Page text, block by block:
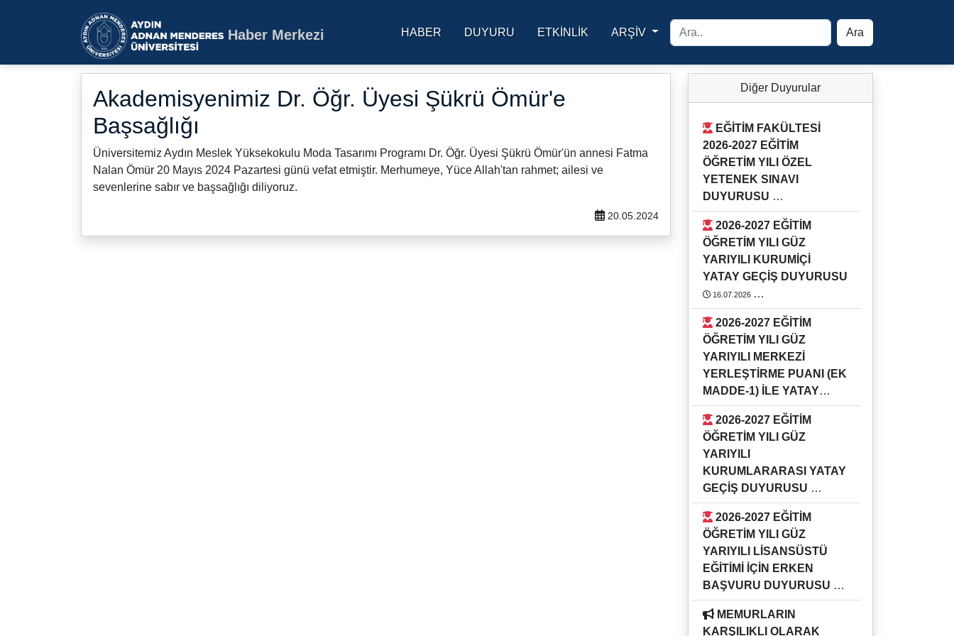
Aydın Adnan Menderes Üniversitesi Ana Sayfa
Haber Merkezi HABER DUYURU ETKINLIK ARŞİV Ara
Akademisyenimiz Dr. Öğr. Üyesi Şükrü Ömür'e
Başsağlığı
Üniversitemiz Aydın Meslek Yüksekokulu Moda Tasarımı Programı Dr. Öğr. Üyesi Şükrü Ömür'ün annesi Fatma
Nalan Ömür 20 Mayıs 2024 Pazartesi günü vefat etmiştir. Merhumeye, Yüce Allah'tan rahmet; ailesi ve
sevenlerine sabır ve başsağlığı diliyoruz.
20.05.2024
Diğer Duyurular
2026-2027 EĞİTİM
ÖĞRETİM YILI ÖZEL
YETENEK SINAVI
DUYURUSU
03.08.2026
Detaylı bilgi için Eğitim Fakültesi
Öğrenci İşlerini arayınız.
https://rehber.adu.edu.tr/#
ÖĞRETİM YILI GÜZ
YARIYILI KURUMİÇİ
YATAY GEÇİŞ DUYURUSU
16.07.2026
2026-2027 EĞİTİM ÖĞRETİM YILI
GÜZ YARIYILI KURUMİÇİ YATAY
GEÇİŞ DUYURUSU
ÖĞRETİM YILI GÜZ
YARIYILI MERKEZİ
YERLEŞTİRME PUANI (EK
MADDE-1) İLE YATAY
GEÇİŞ DUYURUSU
16.07.2026
2026-2027 EĞİTİM ÖĞRETİM YILI
GÜZ YARIYILI MERKEZİ
YERLEŞTİRME PUANI (EK
MADDE-1) İLE YATAY GEÇİŞ
DUYURUSU
ÖĞRETİM YILI GÜZ
YARIYILI
KURUMLARARASI YATAY
GEÇİŞ DUYURUSU
16.07.2026
2026-2027 EĞİTİM ÖĞRETİM YILI
GÜZ YARIYILI KURUMLARARASI
YATAY GEÇİŞ DUYURUSU
ÖĞRETİM YILI GÜZ
YARIYILI LİSANSÜSTÜ
EĞİTİMİ İÇİN ERKEN
BAŞVURU DUYURUSU
04.05.2026
Bilgi için ilgili enstitü müdürlükleri
KARŞILIKLI OLARAK